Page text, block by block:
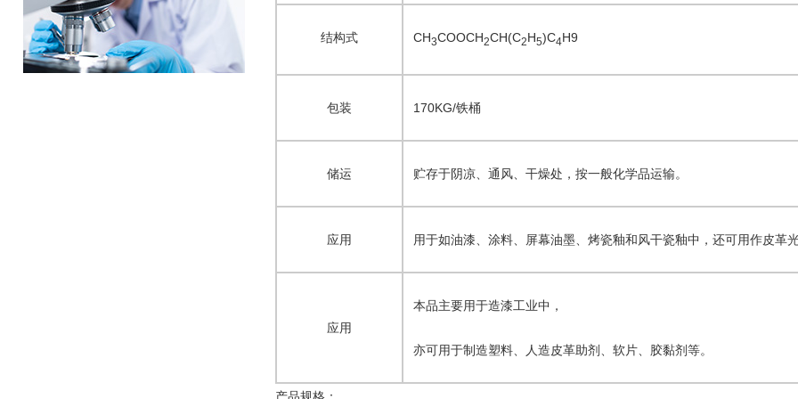
结构式 CH3COOCH2CH(C2H5)C4H9
包装 170KG/铁桶
储运 贮存于阴凉、通风、干燥处，按一般化学品运输。
应用 用于如油漆、涂料、屏幕油墨、烤瓷釉和风干瓷釉中，还可用作皮革
应用
本品主要用于造漆工业中，
亦可用于制造塑料、人造皮革助剂、软片、胶黏剂等。